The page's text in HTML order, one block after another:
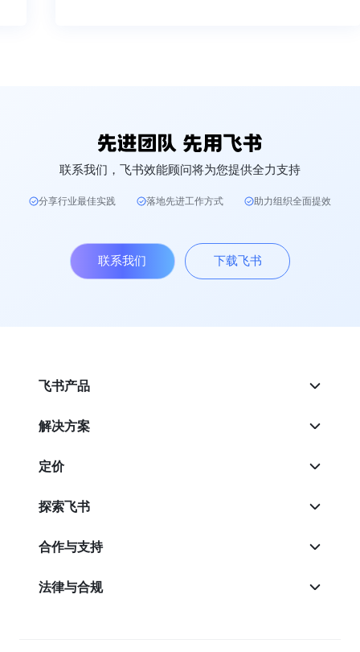
联系我们，飞书效能顾问将为您提供全力支持
分享行业最佳实践 落地先进工作方式 助力组织全面提效
联系我们 下载飞书
飞书产品
解决方案
定价
探索飞书
合作与支持
法律与合规